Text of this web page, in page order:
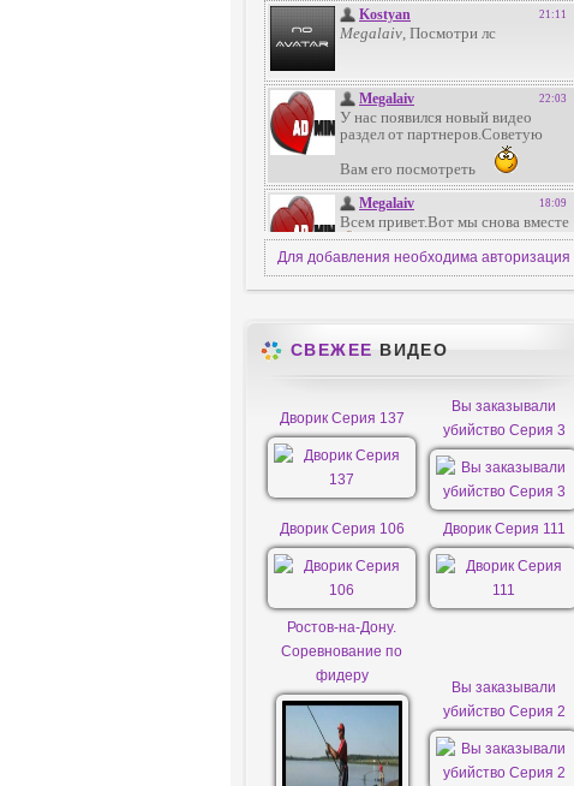
Для добавления необходима авторизация
СВЕЖЕЕ ВИДЕО
Дворик Серия 137
Вы заказывали
убийство Серия 3
Дворик Серия 106 Дворик Серия 111
Ростов-на-Дону.
Соревнование по
фидеру
Вы заказывали
убийство Серия 2